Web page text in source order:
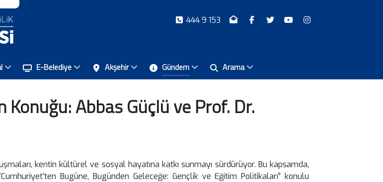
444 9 153
E-Belediye Akşehir Gündem Arama
Konuğu: Abbas Güçlü ve Prof. Dr.
kentin kültürel ve sosyal hayatına katkı sunmayı sürdürüyor. Bu kapsamda,
Bugüne, Bugünden Geleceğe: Gençlik ve Eğitim Politikaları” konulu